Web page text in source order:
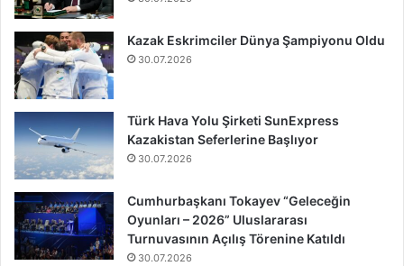
Kazak Eskrimciler Dünya Şampiyonu Oldu
30.07.2026
Türk Hava Yolu Şirketi SunExpress
Kazakistan Seferlerine Başlıyor
30.07.2026
Cumhurbaşkanı Tokayev “Geleceğin
Oyunları – 2026” Uluslararası
Turnuvasının Açılış Törenine Katıldı
30.07.2026